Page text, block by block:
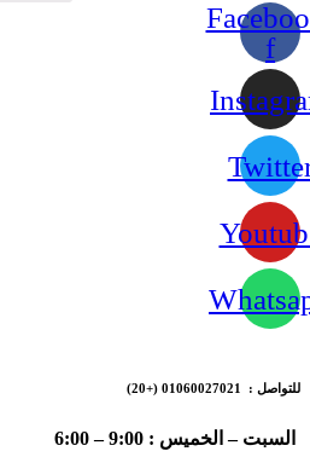
f
للتواصل : 01060027021 (+20)
السبت – الخميس : 9:00 – 6:00